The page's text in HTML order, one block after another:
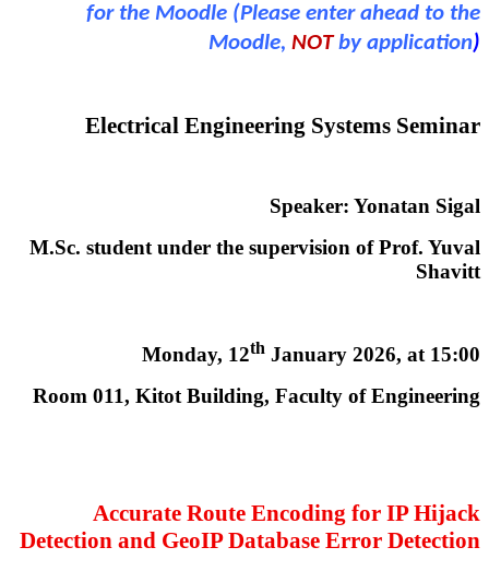
for the Moodle (Please enter ahead to the
Moodle, NOTby application)
Electrical Engineering Systems Seminar
Speaker: Yonatan Sigal
M.Sc. student under the supervision of Prof. Yuval
Shavitt
Monday, 12th January 2026, at 15:00
Room 011, Kitot Building, Faculty of Engineering
Accurate Route Encoding for IP Hijack
Detection and GeoIP Database Error Detection